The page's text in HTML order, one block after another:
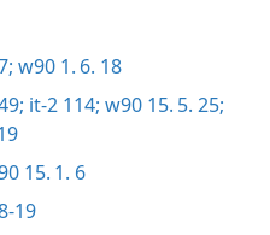
w90 1. 6. 18
it-2 114; w90 15. 5. 25;
15. 1. 6
19